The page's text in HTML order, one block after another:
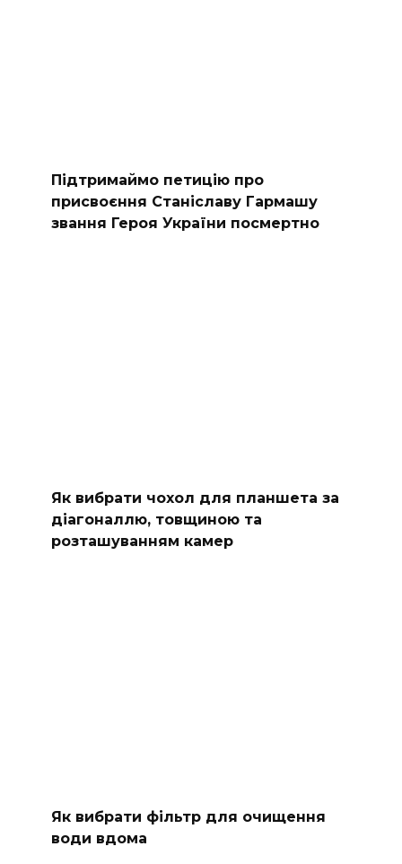
Підтримаймо петицію про
присвоєння Станіславу Гармашу
звання Героя України посмертно
Як вибрати чохол для планшета за
діагоналлю, товщиною та
розташуванням камер
Як вибрати фільтр для очищення
води вдома